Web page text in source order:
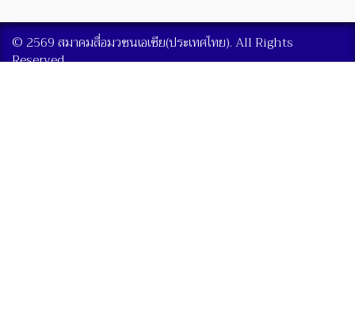
© 2569 สมาคมสื่อมวชนเอเชีย(ประเทศไทย). All Rights
Reserved.